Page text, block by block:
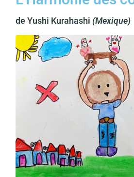
de Yushi Kurahashi (Mexique)